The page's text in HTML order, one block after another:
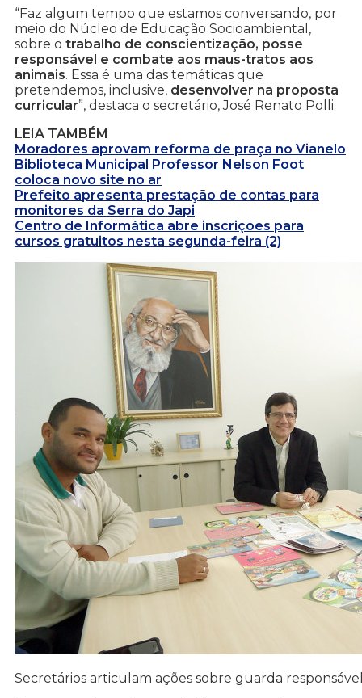
“Faz algum tempo que estamos conversando, por
meio do Núcleo de Educação Socioambiental,
sobre o trabalho de conscientização, posse
responsável e combate aos maus-tratos aos
animais. Essa é uma das temáticas que
pretendemos, inclusive, desenvolver na proposta
curricular”, destaca o secretário, José Renato Polli.
LEIA TAMBÉM
Moradores aprovam reforma de praça no Vianelo
Biblioteca Municipal Professor Nelson Foot
coloca novo site no ar
Prefeito apresenta prestação de contas para
monitores da Serra do Japi
Centro de Informática abre inscrições para
cursos gratuitos nesta segunda-feira (2)
Secretários articulam ações sobre guarda